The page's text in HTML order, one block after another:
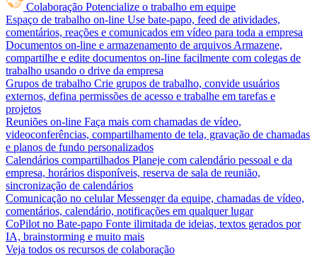
Colaboração Potencialize o trabalho em equipe
Espaço de trabalho on-line Use bate-papo, feed de atividades,
comentários, reações e comunicados em vídeo para toda a empresa
Documentos on-line e armazenamento de arquivos Armazene,
compartilhe e edite documentos on-line facilmente com colegas de
trabalho usando o drive da empresa
Grupos de trabalho Crie grupos de trabalho, convide usuários
externos, defina permissões de acesso e trabalhe em tarefas e
projetos
Reuniões on-line Faça mais com chamadas de vídeo,
videoconferências, compartilhamento de tela, gravação de chamadas
e planos de fundo personalizados
Calendários compartilhados Planeje com calendário pessoal e da
empresa, horários disponíveis, reserva de sala de reunião,
sincronização de calendários
Comunicação no celular Messenger da equipe, chamadas de vídeo,
comentários, calendário, notificações em qualquer lugar
CoPilot no Bate-papo Fonte ilimitada de ideias, textos gerados por
IA, brainstorming e muito mais
Veja todos os recursos de colaboração